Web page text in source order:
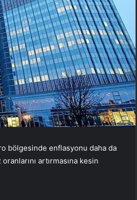
bölgesinde enflasyonu daha da
artırmasına kesin